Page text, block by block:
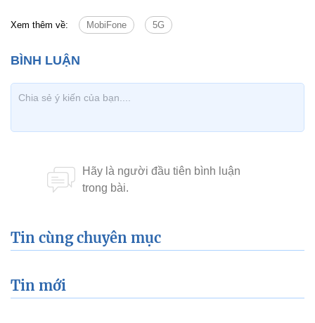
Xem thêm về: MobiFone 5G
Tin cùng chuyên mục
Tin mới